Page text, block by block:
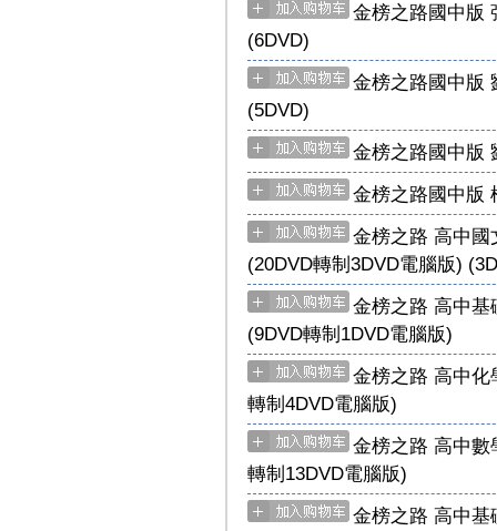
金榜之路國中版
(6DVD)
金榜之路國中版
(5DVD)
金榜之路國中版
金榜之路國中版
金榜之路 高中國
(20DVD轉制3DVD電腦版)
金榜之路 高中基
(9DVD轉制1DVD電腦版)
金榜之路 高中化
轉制4DVD電腦版)
金榜之路 高中數
轉制13DVD電腦版)
金榜之路 高中基